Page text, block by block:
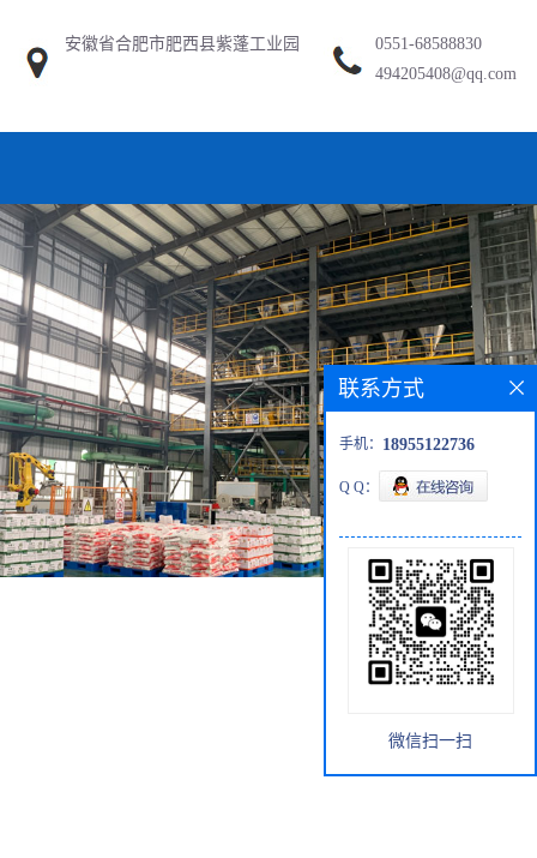
安徽省合肥市肥西县紫蓬工业园
0551-68588830
494205408@qq.com
联系方式
手机： 18955122736
Q Q：
微信扫一扫